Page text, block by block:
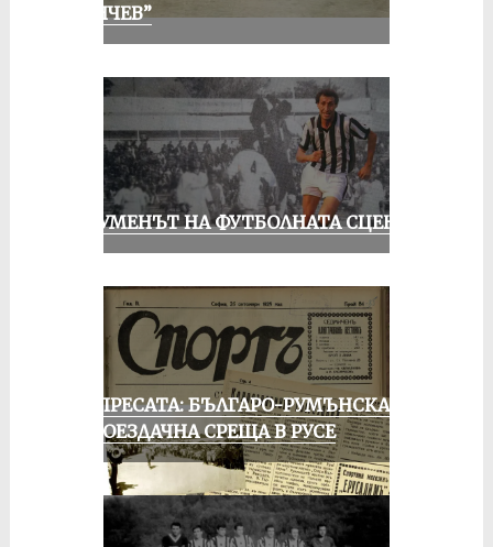
КЪНЧЕВ”
ШОУМЕНЪТ НА ФУТБОЛНАТА СЦЕНА
ОТ ПРЕСАТА: БЪЛГАРО-РУМЪНСКА
КОЛОЕЗДАЧНА СРЕЩА В РУСЕ